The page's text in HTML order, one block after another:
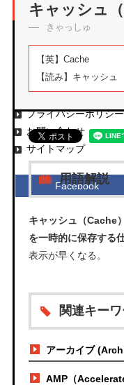
エムタメについて
プライバシーポリシー
お問い合わせ
サイトマップ
Facebook
キャッシュ（
きゃっしゅ
【英】 Cache
【読み】 キャッシュ
用語解説
キャッシュ（Cache
を一時的に保存する
表示が早くなる。
関連キー
アーカイブ
AMP（